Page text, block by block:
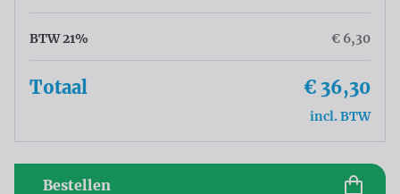
BTW 21% € 6,30
Totaal € 36,30
incl. BTW
Bestellen